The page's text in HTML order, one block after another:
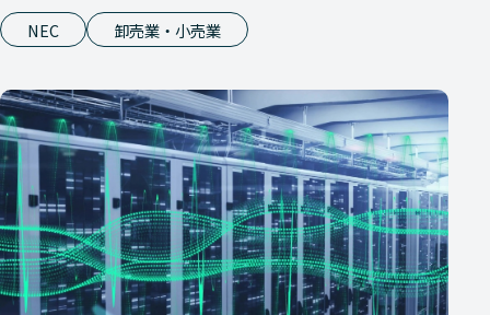
NEC 卸売業・小売業